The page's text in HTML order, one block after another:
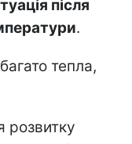
після
.
тепла,
розвитку